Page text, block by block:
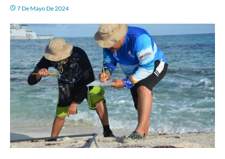
7 De Mayo De 2024